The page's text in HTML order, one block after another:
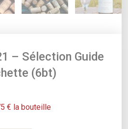
– Sélection Guide
(6bt)
€ la bouteille